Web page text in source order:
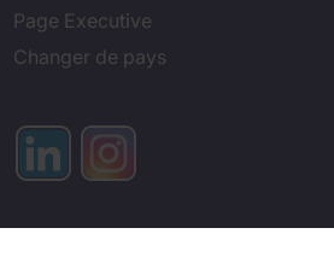
Page Executive
Changer de pays